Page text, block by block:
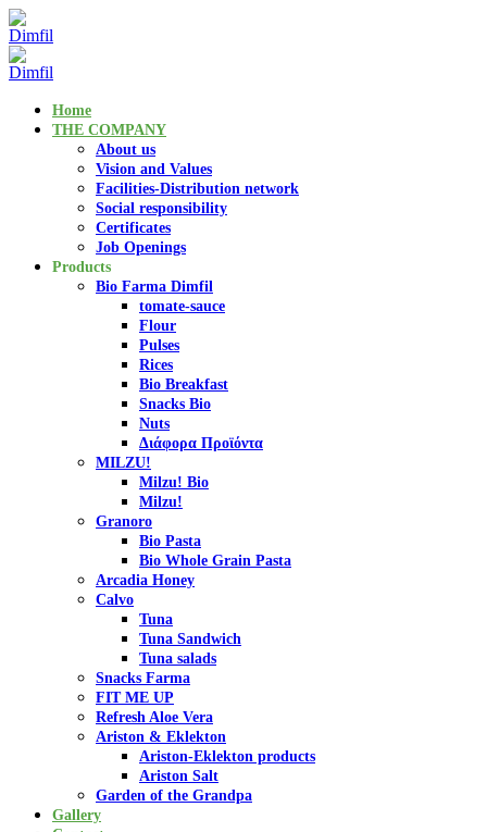
Home
THE COMPANY
About us
Vision and Values
Facilities-Distribution network
Social responsibility
Certificates
Job Openings
Products
Bio Farma Dimfil
tomate-sauce
Flour
Pulses
Rices
Bio Breakfast
Snacks Bio
Nuts
Διάφορα Προϊόντα
MILZU!
Milzu! Bio
Milzu!
Granoro
Bio Pasta
Bio Whole Grain Pasta
Arcadia Honey
Calvo
Tuna
Tuna Sandwich
Tuna salads
Snacks Farma
FIT ME UP
Refresh Aloe Vera
Ariston & Eklekton
Ariston-Eklekton products
Ariston Salt
Garden of the Grandpa
Gallery